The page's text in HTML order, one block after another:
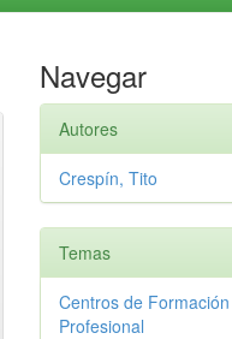
Navegar
Autores
Crespín, Tito
Temas
Centros de Formación
Profesional